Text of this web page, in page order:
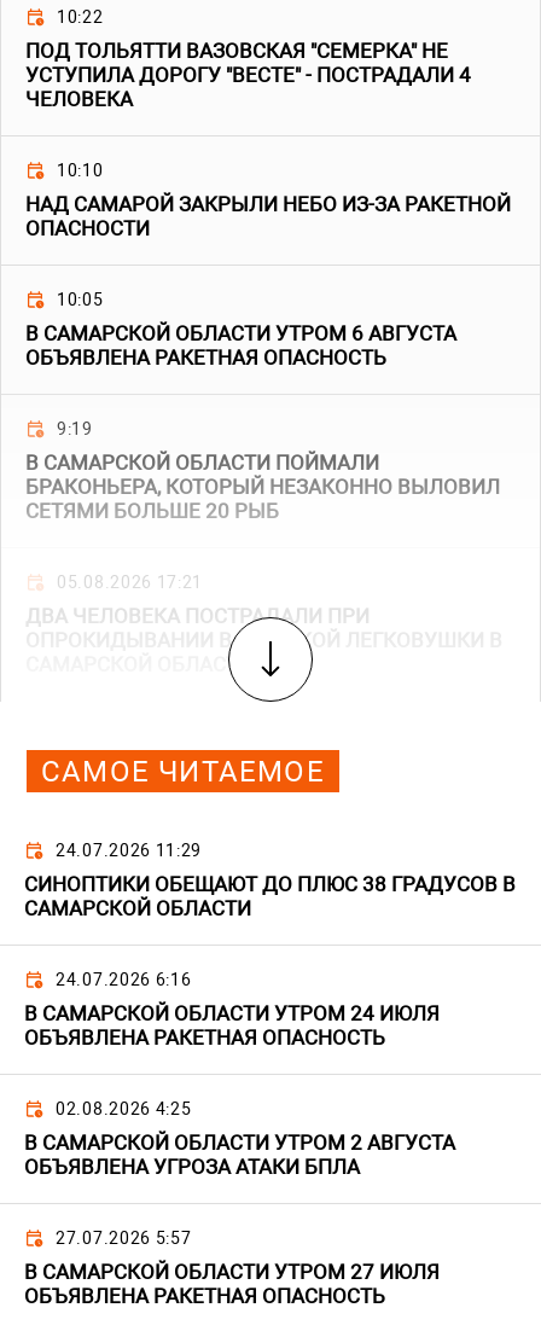
10:22
ПОД ТОЛЬЯТТИ ВАЗОВСКАЯ "СЕМЕРКА" НЕ
УСТУПИЛА ДОРОГУ "ВЕСТЕ" - ПОСТРАДАЛИ 4
ЧЕЛОВЕКА
10:10
НАД САМАРОЙ ЗАКРЫЛИ НЕБО ИЗ-ЗА РАКЕТНОЙ
ОПАСНОСТИ
10:05
В САМАРСКОЙ ОБЛАСТИ УТРОМ 6 АВГУСТА
ОБЪЯВЛЕНА РАКЕТНАЯ ОПАСНОСТЬ
9:19
В САМАРСКОЙ ОБЛАСТИ ПОЙМАЛИ
БРАКОНЬЕРА, КОТОРЫЙ НЕЗАКОННО ВЫЛОВИЛ
СЕТЯМИ БОЛЬШЕ 20 РЫБ
05.08.2026 17:21
ДВА ЧЕЛОВЕКА ПОСТРАДАЛИ ПРИ
ОПРОКИДЫВАНИИ ВАЗОВСКОЙ ЛЕГКОВУШКИ В
САМАРСКОЙ ОБЛАСТИ
САМОЕ ЧИТАЕМОЕ
24.07.2026 11:29
СИНОПТИКИ ОБЕЩАЮТ ДО ПЛЮС 38 ГРАДУСОВ В
САМАРСКОЙ ОБЛАСТИ
24.07.2026 6:16
В САМАРСКОЙ ОБЛАСТИ УТРОМ 24 ИЮЛЯ
ОБЪЯВЛЕНА РАКЕТНАЯ ОПАСНОСТЬ
02.08.2026 4:25
В САМАРСКОЙ ОБЛАСТИ УТРОМ 2 АВГУСТА
ОБЪЯВЛЕНА УГРОЗА АТАКИ БПЛА
27.07.2026 5:57
В САМАРСКОЙ ОБЛАСТИ УТРОМ 27 ИЮЛЯ
ОБЪЯВЛЕНА РАКЕТНАЯ ОПАСНОСТЬ